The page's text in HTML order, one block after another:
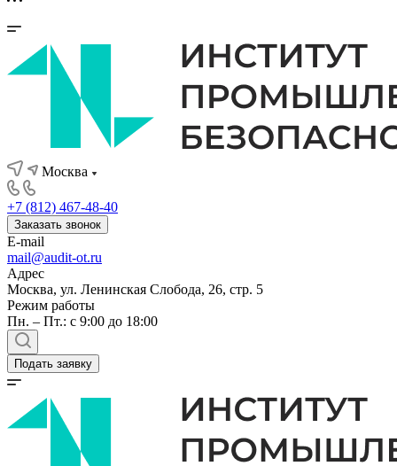
Москва
+7 (812) 467-48-40
Заказать звонок
E-mail
mail@audit-ot.ru
Адрес
Москва, ул. Ленинская Слобода, 26, стр. 5
Режим работы
Пн. – Пт.: с 9:00 до 18:00
Подать заявку